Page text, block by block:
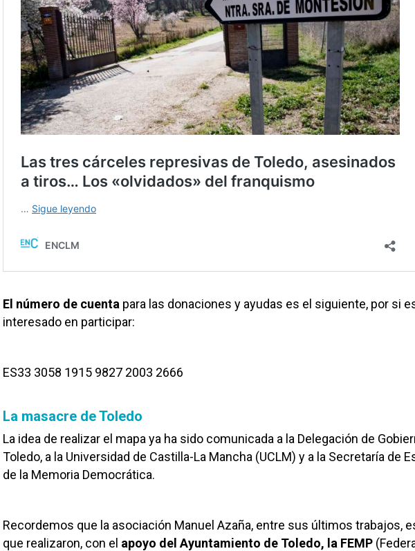
El número de cuenta para las donaciones y ayudas es el siguiente, por si
interesado en participar:
ES33 3058 1915 9827 2003 2666
La masacre de Toledo
La idea de realizar el mapa ya ha sido comunicada a la Delegación de
Toledo, a la Universidad de Castilla-La Mancha (UCLM) y a la Secretaría de
de la Memoria Democrática.
Recordemos que la asociación Manuel Azaña, entre sus últimos trabajos,
que realizaron, con el apoyo del Ayuntamiento de Toledo, la FEMP